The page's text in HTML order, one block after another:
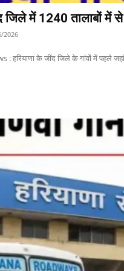
में 1240 तालाबों में से
2026
हरियाणा के जींद जिले के गांवों में पहले जहां